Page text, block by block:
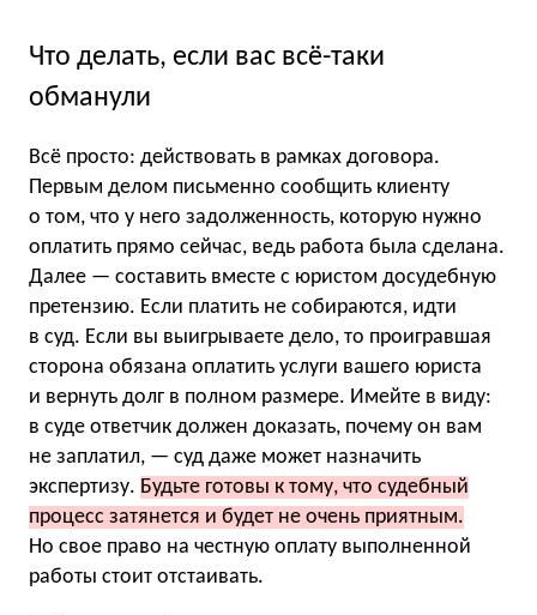
Что делать, если вас всё-таки
обманули
Всё просто: действовать в рамках договора.
Первым делом письменно сообщить клиенту
о том, что у него задолженность, которую нужно
оплатить прямо сейчас, ведь работа была сделана.
Далее — составить вместе с юристом досудебную
претензию. Если платить не собираются, идти
в суд. Если вы выигрываете дело, то проигравшая
сторона обязана оплатить услуги вашего юриста
и вернуть долг в полном размере. Имейте в виду:
в суде ответчик должен доказать, почему он вам
не заплатил, — суд даже может назначить
экспертизу. Будьте готовы к тому, что судебный
процесс затянется и будет не очень приятным.
Но свое право на честную оплату выполненной
работы стоит отстаивать.